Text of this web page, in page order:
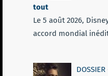
tout
Le 5 août 2026,
accord mondial